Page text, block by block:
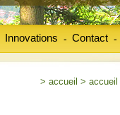
Innovations Contact
- -
> accueil > accueil